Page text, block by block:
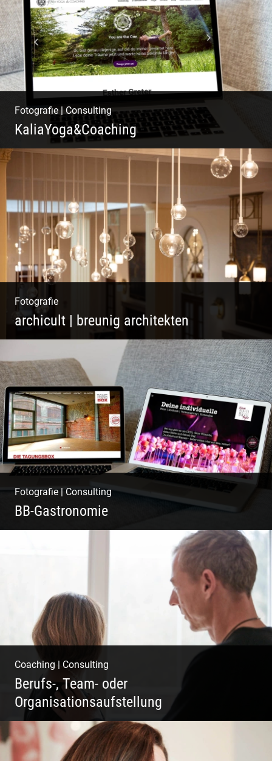
Fotografie|Consulting
KaliaYoga&Coaching
Pint- & Webdesign, Fotografie & Corporate-
Fotografie
archicult | breunig architekten
Wasser im Fluss der Kurstadt
Fotografie|Consulting
BB-Gastronomie
Fotografie, Marketing & Design
Coaching | Consulting
Berufs-, Team- oder
Organisationsaufstellung
Business Coaching – Berufliche Freude
ermöglichen